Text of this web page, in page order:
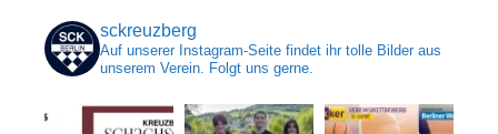
sckreuzberg
Auf unserer Instagram-Seite findet ihr tolle Bilder aus
unserem Verein. Folgt uns gerne.